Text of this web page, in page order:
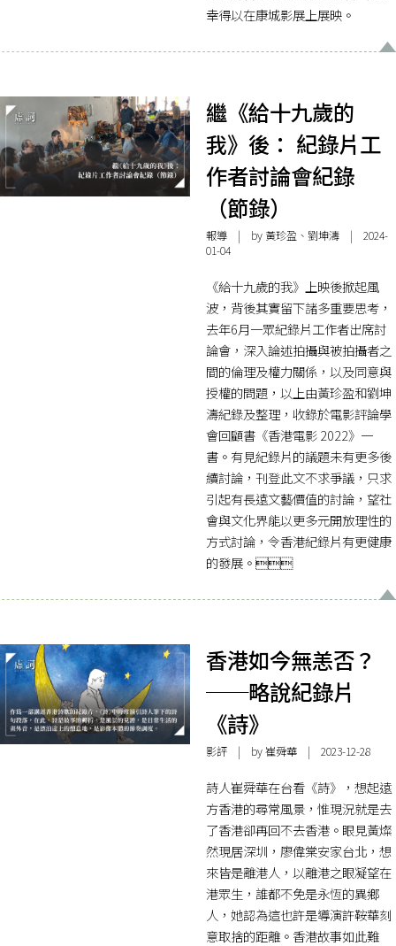
幸得以在康城影展上展映。
繼《給十九歲的
我》後： 紀錄片工
作者討論會紀錄
（節錄）
報導| by 黃珍盈、劉坤濤 | 2024-
01-04
《給十九歲的我》上映後掀起風
波，背後其實留下諸多重要思考，
去年6月一眾紀錄片工作者出席討
論會，深入論述拍攝與被拍攝者之
間的倫理及權力關係，以及同意與
授權的問題，以上由黃珍盈和劉坤
濤紀錄及整理，收錄於電影評論學
會回顧書《香港電影 2022》一
書。有見紀錄片的議題未有更多後
續討論，刊登此文不求爭議，只求
引起有長遠文藝價值的討論，望社
會與文化界能以更多元開放理性的
方式討論，令香港紀錄片有更健康
的發展。
香港如今無恙否？
──略說紀錄片
《詩》
影評| by崔舜華| 2023-12-28
詩人崔舜華在台看《詩》，想起遠
方香港的尋常風景，惟現況就是去
了香港卻再回不去香港。眼見黃燦
然現居深圳，廖偉棠安家台北，想
來皆是離港人，以離港之眼凝望在
港眾生，誰都不免是永恆的異鄉
人，她認為這也許是導演許鞍華刻
意取捨的距離。香港故事如此難